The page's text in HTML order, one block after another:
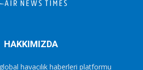
HAKKIMIZDA
havacılık haberleri platformu